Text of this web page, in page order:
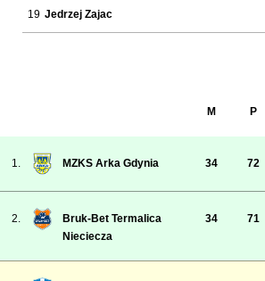
19 Jedrzej Zajac
M P
1. MZKS Arka Gdynia 34 72
2.
Bruk-Bet Termalica
Nieciecza
34 71